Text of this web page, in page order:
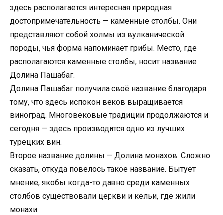
здесь располагается интересная природная
достопримечательность — каменные столбы. Они
представляют собой холмы из вулканической
породы, чья форма напоминает грибы. Место, где
располагаются каменные столбы, носит название
Долина Пашабаг.
Долина Пашабаг получила своё название благодаря
тому, что здесь испокон веков выращивается
виноград. Многовековые традиции продолжаются и
сегодня — здесь производится одно из лучших
турецких вин.
Второе название долины — Долина монахов. Сложно
сказать, откуда повелось такое название. Бытует
мнение, якобы когда-то давно среди каменных
столбов существовали церкви и кельи, где жили
монахи.